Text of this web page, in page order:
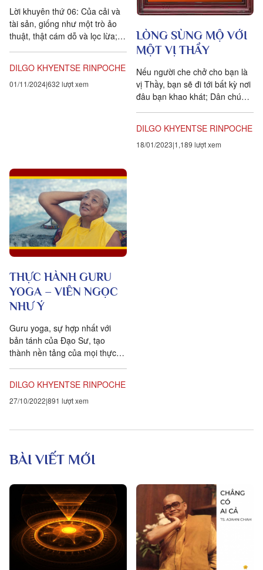
Lời khuyên thứ 06: Của cải và
tài sản, giống như một trò ảo
thuật, thật cám dỗ và lọc lừa;
DILGO KHYENTSE RINPOCHE
01/11/2024632 lượt xem
LÒNG SÙNG MỘ VỚI
MỘT VỊ THẦY
Nếu người che chở cho bạn là
vị Thầy, bạn sẽ đi tới bất kỳ nơi
đâu bạn khao khát; Dân chúng
DILGO KHYENTSE RINPOCHE
18/01/2023 1,189 lượt xem
THỰC HÀNH GURU
YOGA – VIÊN NGỌC
NHƯ Ý
Guru yoga, sự hợp nhất với
bản tánh của Đạo Sư, tạo
thành nền tảng của mọi thực
DILGO KHYENTSE RINPOCHE
27/10/2022 891 lượt xem
BÀI VIẾT MỚI